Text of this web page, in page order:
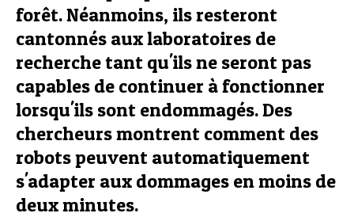
forêt. Néanmoins, ils resteront
cantonnés aux laboratoires de
recherche tant qu'ils ne seront pas
capables de continuer à fonctionner
lorsqu'ils sont endommagés. Des
chercheurs montrent comment des
robots peuvent automatiquement
s'adapter aux dommages en moins de
deux minutes.